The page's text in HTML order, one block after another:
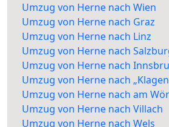
Umzug von Herne nach Wien
Umzug von Herne nach Graz
Umzug von Herne nach Linz
Umzug von Herne nach
Umzug von Herne nach
Umzug von Herne nach
Umzug von Herne nach am
Umzug von Herne nach Villach
Umzug von Herne nach Wels